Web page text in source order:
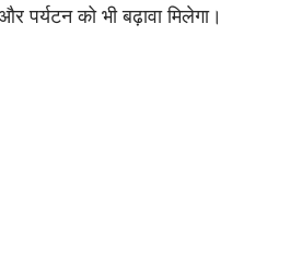
पर्यटन को भी बढ़ावा मिलेगा।